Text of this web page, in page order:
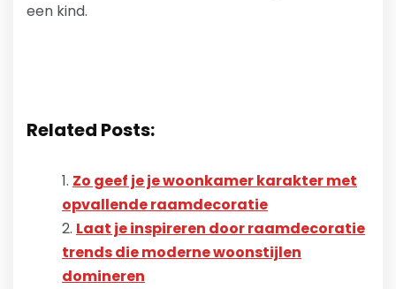
een kind.
Related Posts:
Zo geef je je woonkamer karakter met
opvallende raamdecoratie
Laat je inspireren door raamdecoratie
trends die moderne woonstijlen
domineren